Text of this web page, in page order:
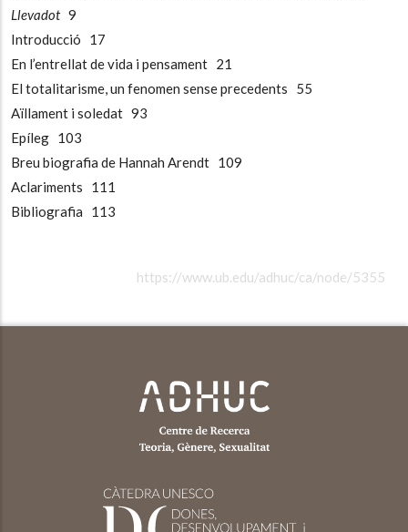
Llevadot9
Introducció 17
En l’entrellat de vida i pensament 21
El totalitarisme, un fenomen sense precedents 55
Aïllament i soledat 93
Epíleg 103
Breu biografia de Hannah Arendt 109
Aclariments 111
Bibliografia 113
https://www.ub.edu/adhuc/ca/node/5355